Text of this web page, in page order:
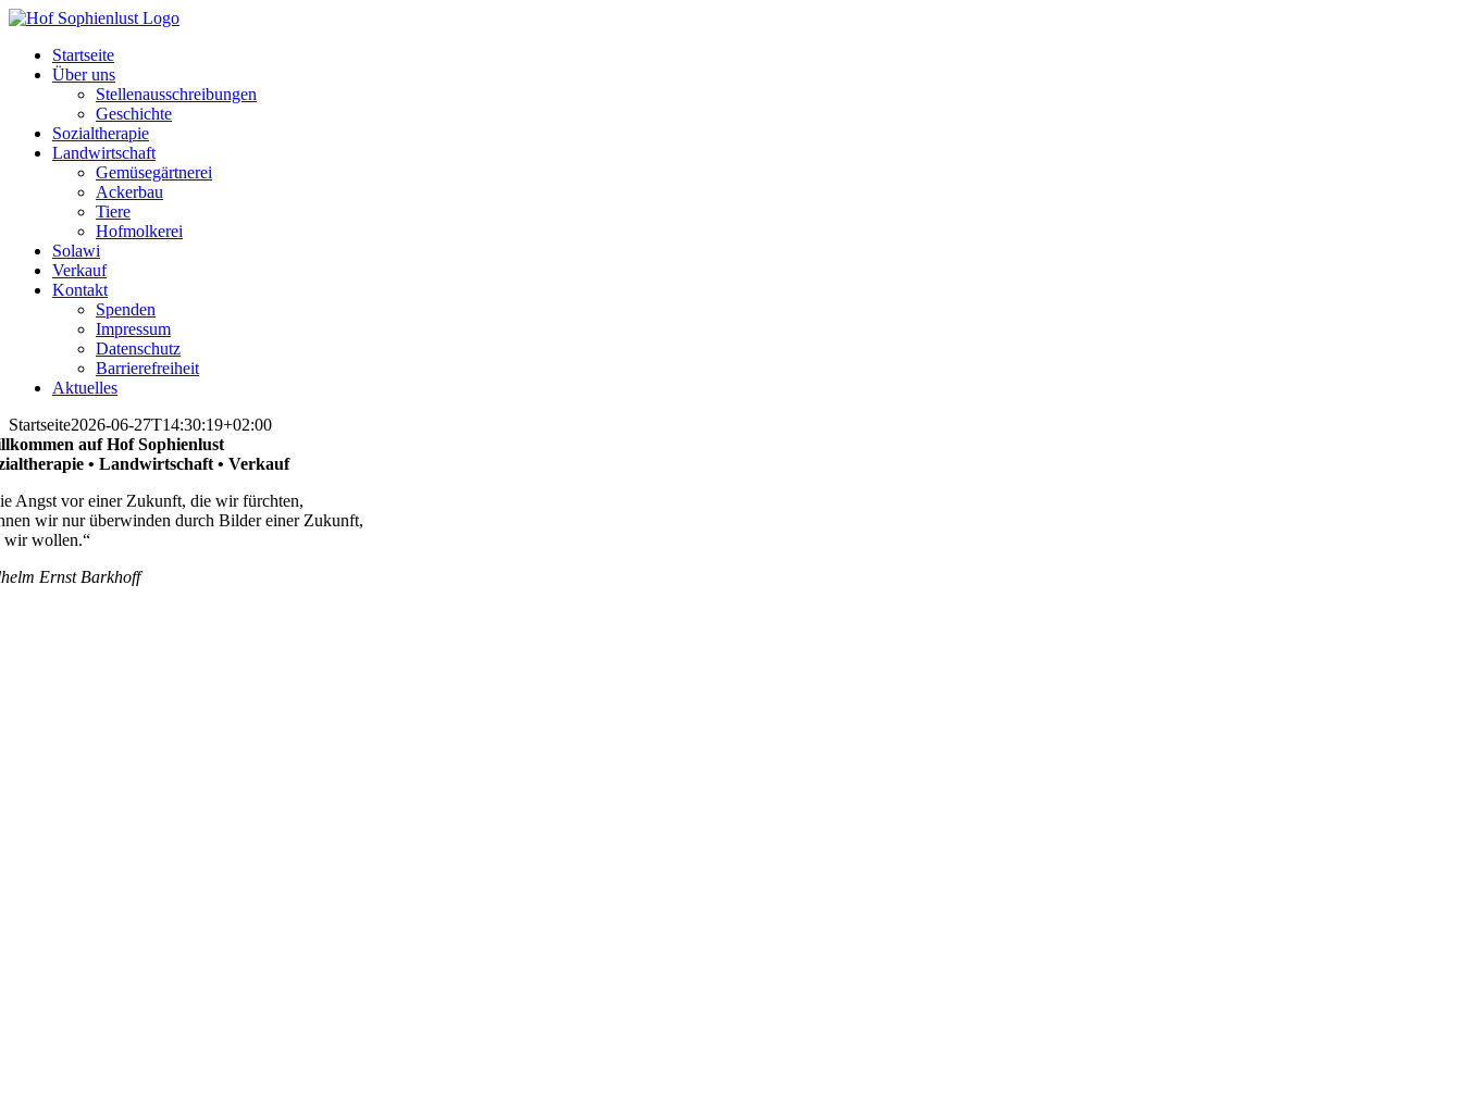
Skip
contentStartseite
Über uns
Stellenausschreibungen
Geschichte
Sozialtherapie
Landwirtschaft
Gemüsegärtnerei
Ackerbau
Tiere
Hofmolkerei
Solawi
Verkauf
Kontakt
Spenden
Impressum
Datenschutz
Barrierefreiheit
Aktuelles
Startseite2026-06-27T14:30:19+02:00
auf Hof Sophienlust
• Landwirtschaft • Verkauf
Angst vor einer Zukunft, die wir fürchten,
wir nur überwinden durch Bilder einer Zukunft,
wir wollen.“
Ernst Barkhoff